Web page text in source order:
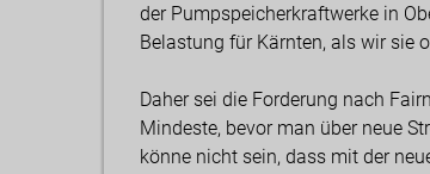
der Pumpspeicherkraftwerke in
Belastung für Kärnten, als wir sie
Daher sei die Forderung nach
Mindeste, bevor man über neue
könne nicht sein, dass mit der